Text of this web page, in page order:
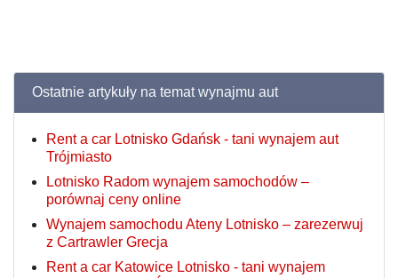
Ostatnie artykuły na temat wynajmu aut
Rent a car Lotnisko Gdańsk - tani wynajem aut
Trójmiasto
Lotnisko Radom wynajem samochodów –
porównaj ceny online
Wynajem samochodu Ateny Lotnisko – zarezerwuj
z Cartrawler Grecja
Rent a car Katowice Lotnisko - tani wynajem